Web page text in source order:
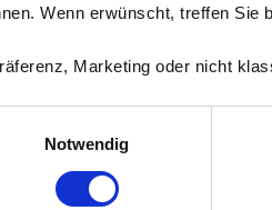
Wenn erwünscht, treffen Sie
Marketing oder nicht
Notwendig
spielt die Hydrogeologie